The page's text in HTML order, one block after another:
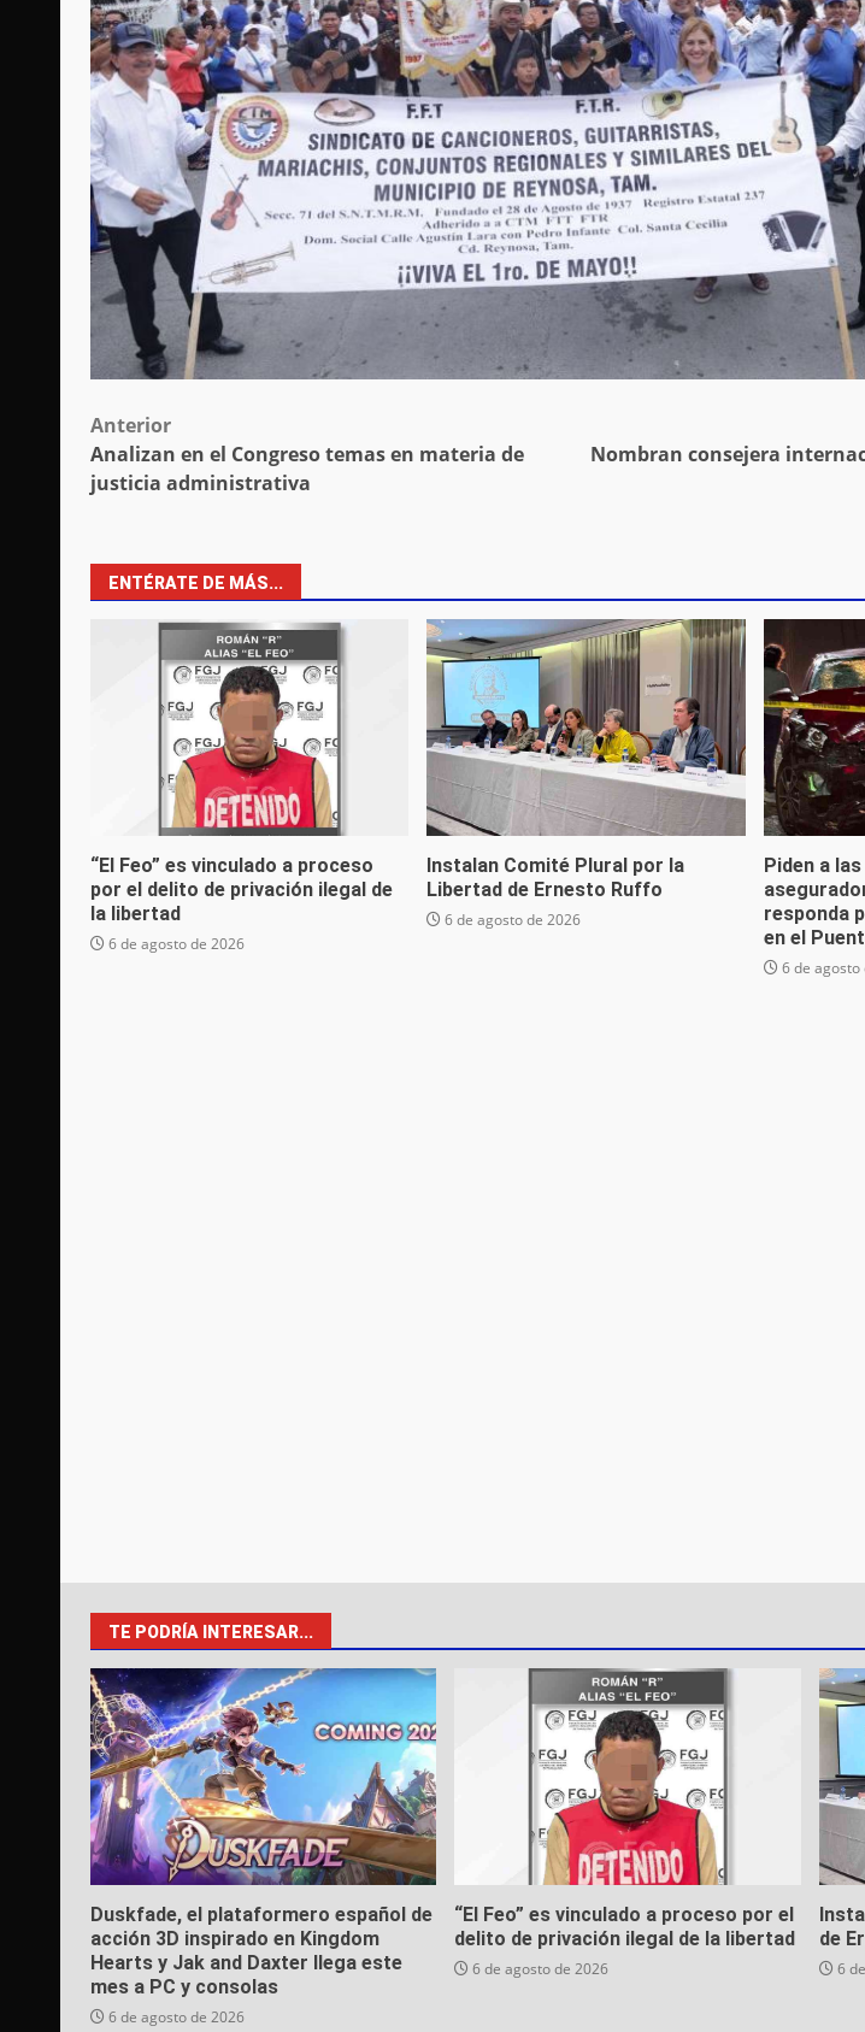
Post
navigation
Anterior
Analizan en el Congreso temas en materia de
justicia administrativa
Nombran consejera
ENTÉRATE DE MÁS...
“El Feo” es vinculado a proceso
por el delito de privación ilegal de
la libertad
6 de agosto de 2026
Instalan Comité Plural por la
Libertad de Ernesto Ruffo
6 de agosto de 2026
Piden a
responda
en el
6 de agosto
TE PODRÍA INTERESAR...
Duskfade, el plataformero español de
acción 3D inspirado en Kingdom
Hearts y Jak and Daxter llega este
mes a PC y consolas
6 de agosto de 2026
“El Feo” es vinculado a proceso por el
delito de privación ilegal de la libertad
6 de agosto de 2026
de
6